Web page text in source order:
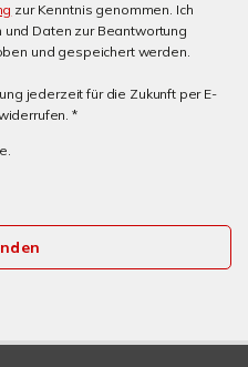
zur Kenntnis genommen. Ich
Daten zur Beantwortung
und gespeichert werden.
jederzeit für die Zukunft per E-
*